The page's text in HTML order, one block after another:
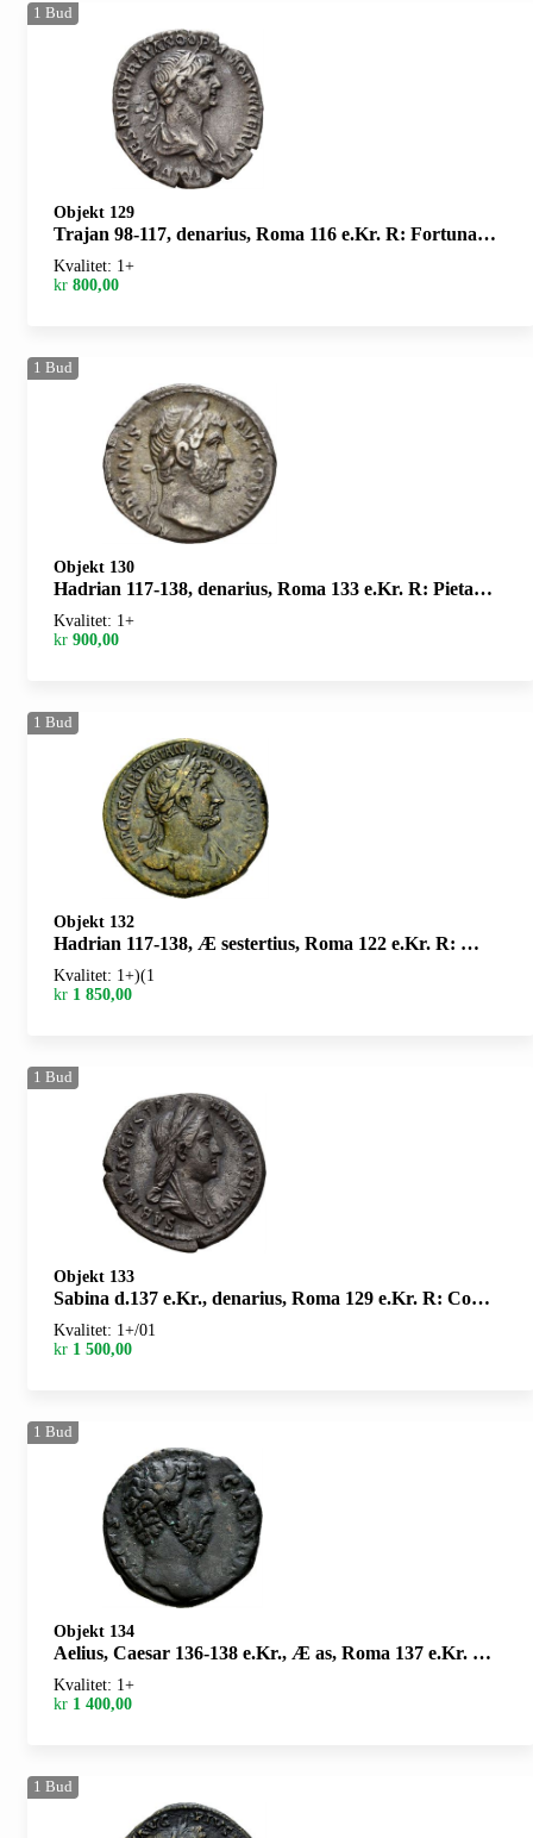
1 Bud
Objekt 129
Trajan 98-117, denarius, Roma 116 e.Kr. R: Fortuna sittende mot venstre
Kvalitet: 1+
kr 800,00
1 Bud
Objekt 130
Hadrian 117-138, denarius, Roma 133 e.Kr. R: Pietas stående mot venstre
Kvalitet: 1+
kr 900,00
1 Bud
Objekt 132
Hadrian 117-138, Æ sestertius, Roma 122 e.Kr. R: Minerva stående mot venstre
Kvalitet: 1+)(1
kr 1 850,00
1 Bud
Objekt 133
Sabina d.137 e.Kr., denarius, Roma 129 e.Kr. R: Concordia sittende mot venstre
Kvalitet: 1+/01
kr 1 500,00
1 Bud
Objekt 134
Aelius, Caesar 136-138 e.Kr., Æ as, Roma 137 e.Kr. R: Pannonia stående
Kvalitet: 1+
kr 1 400,00
1 Bud